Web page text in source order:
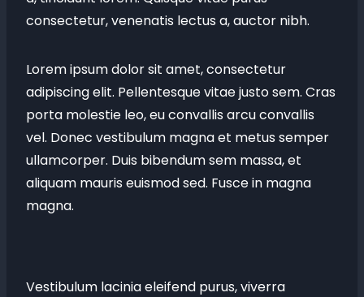
consectetur, venenatis lectus a, auctor nibh.
Lorem ipsum dolor sit amet, consectetur
adipiscing elit. Pellentesque vitae justo sem. Cras
porta molestie leo, eu convallis arcu convallis
vel. Donec vestibulum magna et metus semper
ullamcorper. Duis bibendum sem massa, et
aliquam mauris euismod sed. Fusce in magna
magna.
Vestibulum lacinia eleifend purus, viverra